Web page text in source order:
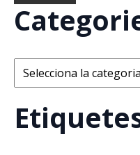
Categories